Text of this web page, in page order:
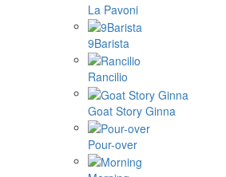
La Pavoni
9Barista
Rancilio
Goat Story Ginna
Pour-over